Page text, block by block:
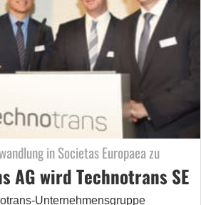
in Societas Europaea zu
AG wird Technotrans SE
Unternehmensgruppe